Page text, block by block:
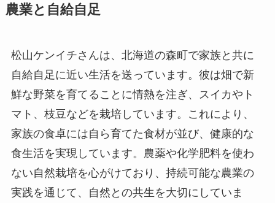
農業と自給自足
松山ケンイチさんは、北海道の森町で家族と共に
自給自足に近い生活を送っています。彼は畑で新
鮮な野菜を育てることに情熱を注ぎ、スイカやト
マト、枝豆などを栽培しています。これにより、
家族の食卓には自ら育てた食材が並び、健康的な
食生活を実現しています。農薬や化学肥料を使わ
ない自然栽培を心がけており、持続可能な農業の
実践を通じて、自然との共生を大切にしていま